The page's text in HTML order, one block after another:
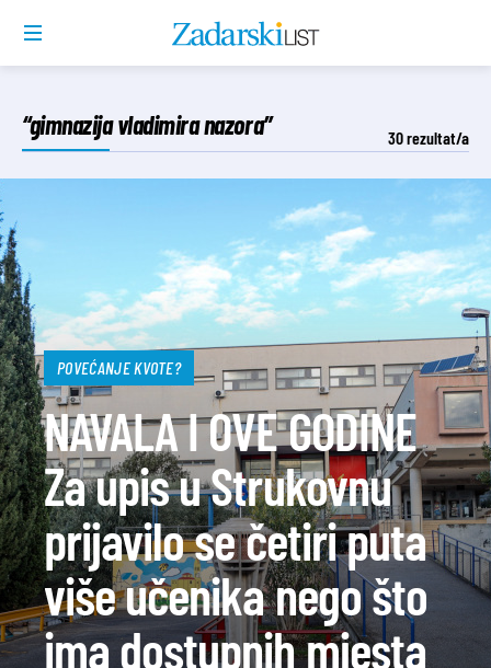
“gimnazija vladimira nazora” 30rezultat/a
POVEĆANJE KVOTE?
NAVALA I OVE GODINE
Za upis u Strukovnu
prijavilo se četiri puta
više učenika nego što
ima dostupnih mjesta